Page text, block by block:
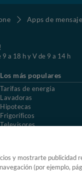
Apps de
9 a 18 h y V de 9 a 14 h
Los más populares
Tarifas de energía
Lavadoras
Hipotecas
Frigoríficos
Televisores
y mostrarte publicidad
(por ejemplo,